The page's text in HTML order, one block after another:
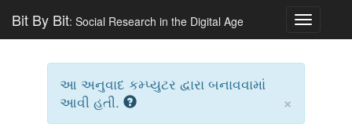
Toggle
Bit By Bit: Social Research in the Digital Age
આ અનુવાદ કમ્પ્યુટર દ્વારા બનાવવામાં
આવી હતી.
×